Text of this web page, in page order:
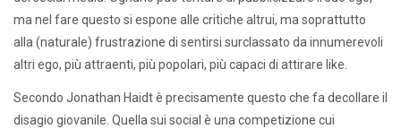
ma nel fare questo si espone alle critiche altrui, ma soprattutto
alla (naturale) frustrazione di sentirsi surclassato da innumerevoli
altri ego, più attraenti, più popolari, più capaci di attirare like.
Secondo Jonathan Haidt è precisamente questo che fa decollare il
disagio giovanile. Quella sui social è una competizione cui